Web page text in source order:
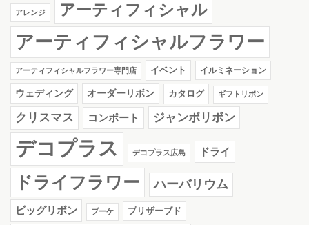
アレンジ アーティフィシャル
アーティフィシャルフラワー
アーティフィシャルフラワー専門店 イベント イルミネーション
ウェディング オーダーリボン カタログ ギフトリボン
クリスマス コンポート ジャンボリボン
デコプラス デコプラス広島 ドライ
ドライフラワー ハーバリウム
ビッグリボン ブーケ プリザーブド